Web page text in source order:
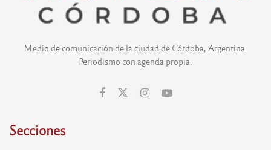
Medio de comunicación de la ciudad de Córdoba, Argentina.
Periodismo con agenda propia.
Secciones